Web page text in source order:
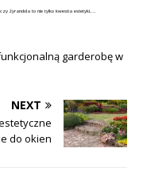
żyrandola to nie tylko kwestia estetyki,...
garderobę w
NEXT
do okien